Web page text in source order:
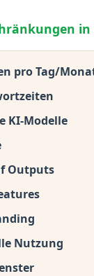
in
pro Tag/
KI-Modelle
Outputs
Nutzung